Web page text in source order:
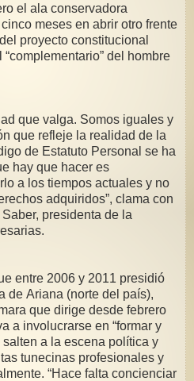
el ala conservadora
meses en abrir otro frente
proyecto constitucional
del hombre
que valga. Somos iguales y
que refleje la realidad de la
de Estatuto Personal se ha
hay que hacer es
a los tiempos actuales y no
adquiridos”, clama con
presidenta de la
entre 2006 y 2011 presidió
de Ariana (norte del país),
que dirige desde febrero
a involucrarse en “formar y
a la escena política y
tunecinas profesionales y
“Hace falta concienciar